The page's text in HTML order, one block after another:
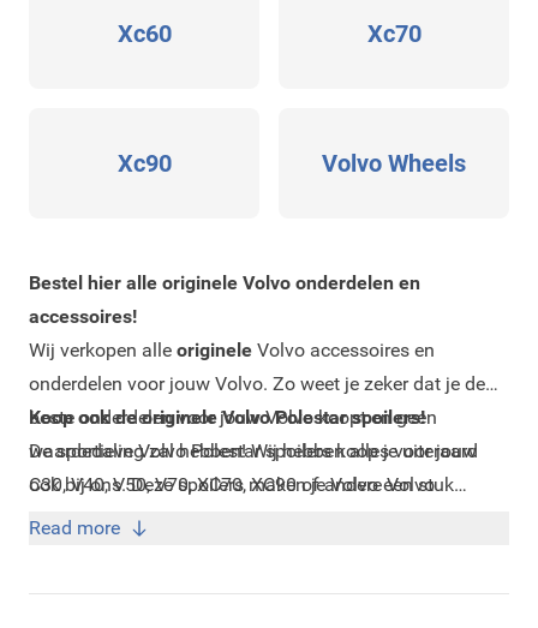
Xc60 Xc70
Xc90 Volvo Wheels
Bestel hier alle originele Volvo onderdelen en
accessoires!
Wij verkopen alle originele Volvo accessoires en
onderdelen voor jouw Volvo. Zo weet je zeker dat je de
beste onderdelen voor jouw Volvo koopt en geen
waardedaling zal hebben! Wij hebben alles voor jouw
C30, V40, V50, V70, XC70, XC90 of andere Volvo
modellen! Of je nu op zoekt bent naar een armsteun,
Koop ook de originele Volvo Polestar spoilers!
De sportieve Volvo Polestar spoilers koop je uiteraard
ook bij ons. Deze spoilers maken je Volvo een stuk
sportiever. Je Volvo valt meer op in het verkeer en de
Read more